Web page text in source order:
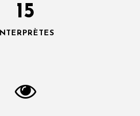
15
INTERPRÈTES